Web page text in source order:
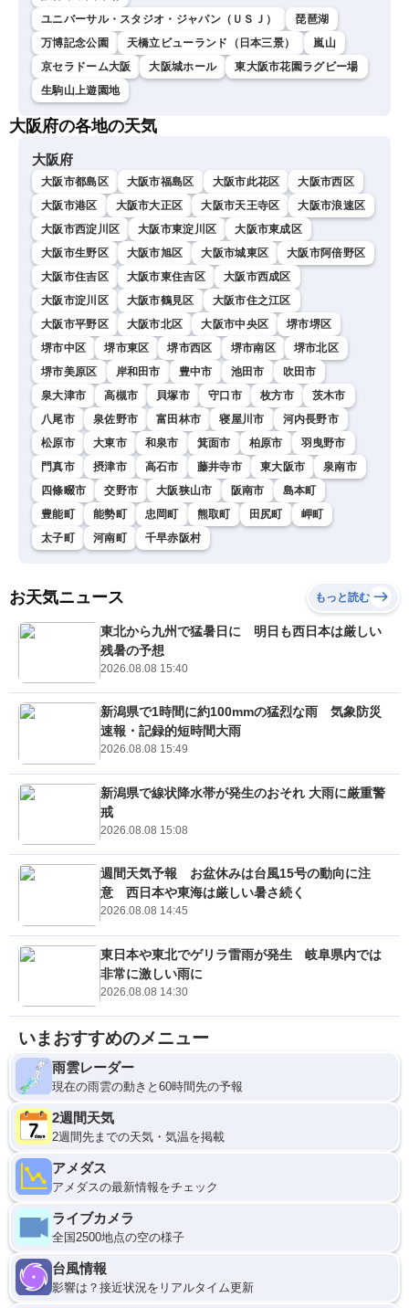
ユニバーサル・スタジオ・ジャパン（ＵＳＪ）
琵琶湖
万博記念公園
天橋立ビューランド（日本三景）
嵐山
京セラドーム大阪
大阪城ホール
東大阪市花園ラグビー場
生駒山上遊園地
大阪府の各地の天気
大阪府
大阪市都島区 大阪市福島区 大阪市此花区
大阪市西区
大阪市港区
大阪市大正区 大阪市天王寺区
大阪市浪速区
大阪市西淀川区
大阪市東淀川区
大阪市東成区
大阪市生野区
大阪市旭区 大阪市城東区
大阪市阿倍野区
大阪市住吉区
大阪市東住吉区
大阪市西成区
大阪市淀川区
大阪市鶴見区
大阪市住之江区
大阪市平野区
大阪市北区 大阪市中央区
堺市堺区
堺市中区
堺市東区 堺市西区 堺市南区
堺市北区
堺市美原区
岸和田市 豊中市 池田市
吹田市
泉大津市
高槻市 貝塚市 守口市 枚方市
茨木市
八尾市
泉佐野市 富田林市 寝屋川市
河内長野市
松原市
大東市 和泉市 箕面市 柏原市
羽曳野市
門真市
摂津市 高石市 藤井寺市 東大阪市
泉南市
四條畷市
交野市 大阪狭山市 阪南市
島本町
豊能町
能勢町 忠岡町 熊取町 田尻町
岬町
太子町
河南町 千早赤阪村
お天気ニュース もっと読む
東北から九州で猛暑日に 明日も西日本は厳しい
残暑の予想
2026.08.08 15:40
新潟県で1時間に約100mmの猛烈な雨 気象防災
速報・記録的短時間大雨
2026.08.08 15:49
新潟県で線状降水帯が発生のおそれ 大雨に厳重警
戒
2026.08.08 15:08
週間天気予報 お盆休みは台風15号の動向に注
意 西日本や東海は厳しい暑さ続く
2026.08.08 14:45
東日本や東北でゲリラ雷雨が発生 岐阜県内では
非常に激しい雨に
2026.08.08 14:30
いまおすすめのメニュー
雨雲レーダー
現在の雨雲の動きと60時間先の予報
2週間天気
2週間先までの天気・気温を掲載
アメダス
アメダスの最新情報をチェック
ライブカメラ
全国2500地点の空の様子
台風情報
影響は？接近状況をリアルタイム更新